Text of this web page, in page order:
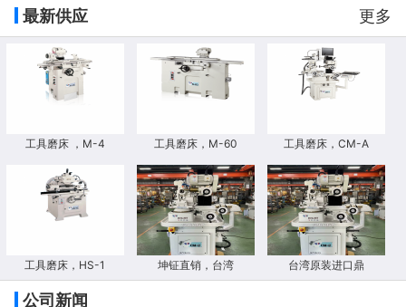
最新供应 更多
工具磨床 ，M-4 工具磨床，M-60 工具磨床，CM-A
工具磨床，HS-1 坤钲直销，台湾 台湾原装进口鼎
公司新闻